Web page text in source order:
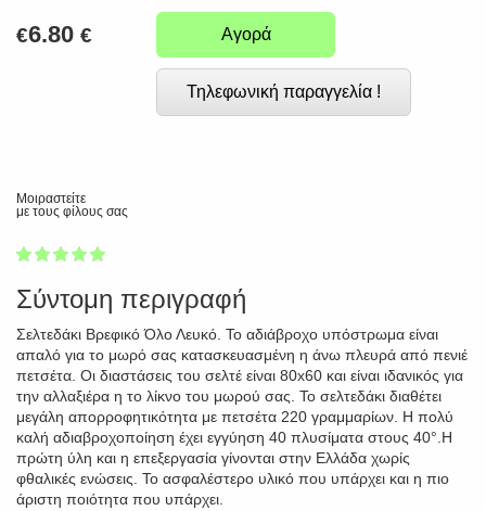
€6.80 € Αγορά
Τηλεφωνική παραγγελία !
Μοιραστείτε
με τους φίλους σας
1
2
3
4
5
Σύντομη περιγραφή
Σελτεδάκι Βρεφικό Όλο Λευκό. Το αδιάβροχο υπόστρωμα είναι
απαλό για το μωρό σας κατασκευασμένη η άνω πλευρά από πενιέ
πετσέτα. Οι διαστάσεις του σελτέ είναι 80x60 και είναι ιδανικός για
την αλλαξιέρα η το λίκνο του μωρού σας. Το σελτεδάκι διαθέτει
μεγάλη απορροφητικότητα με πετσέτα 220 γραμμαρίων. Η πολύ
καλή αδιαβροχοποίηση έχει εγγύηση 40 πλυσίματα στους 40°.Η
πρώτη ύλη και η επεξεργασία γίνονται στην Ελλάδα χωρίς
φθαλικές ενώσεις. Το ασφαλέστερο υλικό που υπάρχει και η πιο
άριστη ποιότητα που υπάρχει.